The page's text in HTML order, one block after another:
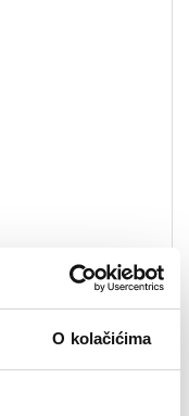
O kolačićima